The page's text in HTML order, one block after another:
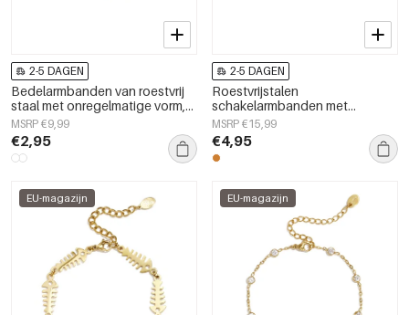
2-5 DAGEN
Bedelarmbanden van roestvrij
staal met onregelmatige vorm,
eenvoudige, alledaagse serie,
damessieraden
MSRP €9,99
€2,95
2-5 DAGEN
Roestvrijstalen
schakelarmbanden met
vismotief, eenvoudige
dagelijkse sieradenserie voor
dames.
MSRP €15,99
€4,95
EU-magazijn EU-magazijn